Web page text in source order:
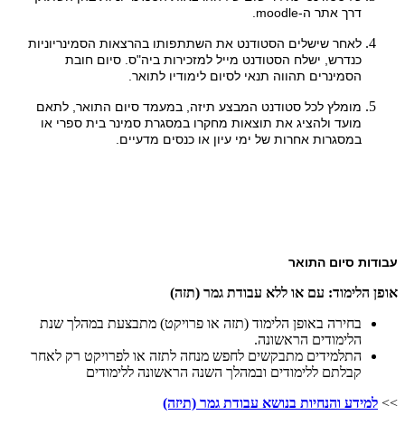
דרך אתר ה-moodle.
לאחר שישלים הסטודנט את השתתפותו בהרצאות הסמינריוניות
כנדרש, ישלח הסטודנט מייל למזכירות ביה"ס. סיום חובת
הסמינרים תהווה תנאי לסיום לימודיו לתואר.​
מומלץ לכל סטודנט המבצע תיזה, במעמד סיום התואר, לתאם
מועד ולהציג את תוצאות מחקרו במסגרת סמינר בית ספרי או
במסגרות אחרות של ימי עיון או כנסים מדעיים.
עבודות סיום התואר
אופן הלימוד: עם או ללא עבודת גמר (תזה)
בחירה באופן הלימוד (תזה או פרויקט) מתבצעת במהלך שנת
הלימודים הראשונה.
התלמידים מתבקשים לחפש מנחה לתזה או לפרויקט רק לאחר
קבלתם ללימודים ובמהלך השנה הראשונה ללימודים
>> למידע והנחיות בנושא עבודת גמר (תיזה)